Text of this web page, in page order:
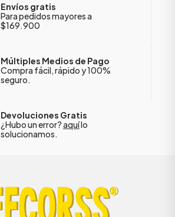
Envíos gratis
Para pedidos mayores a
$169.900
Múltiples Medios de Pago
Compra fácil, rápido y 100%
seguro.
Devoluciones Gratis
¿Hubo un error?aquílo
solucionamos.